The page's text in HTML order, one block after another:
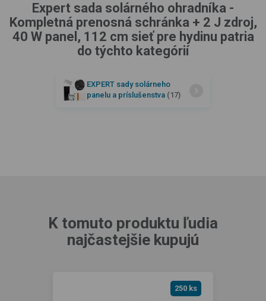
Expert sada solárného ohradníka -
Kompletná prenosná schránka + 2 J zdroj,
40 W panel, 112 cm sieť pre hydinu patria
do týchto kategórií
EXPERT sady solárneho
panelu a príslušenstva (17)
K tomuto produktu ľudia
najčastejšie kupujú
250 ks